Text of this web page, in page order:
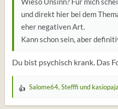
und direkt hier bei dem
eher negativen Art.
Kann schon sein, aber
Du bist psychisch krank. Das
W
Salome64, Stefffiund kasiopaja